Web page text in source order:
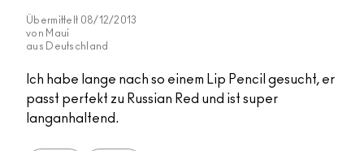
Übermittelt 08/12/2013
von Maui
aus
Deutschland
Ich habe lange nach so einem Lip Pencil gesucht, er
passt perfekt zu Russian Red und ist super
langanhaltend.